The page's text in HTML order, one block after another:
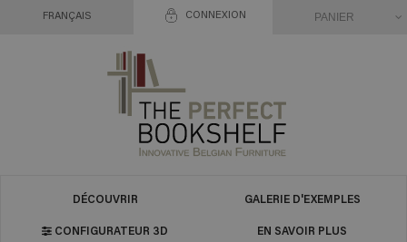
CONNEXION
FRANÇAIS PANIER
DÉCOUVRIR GALERIE D'EXEMPLES
CONFIGURATEUR 3D EN SAVOIR PLUS